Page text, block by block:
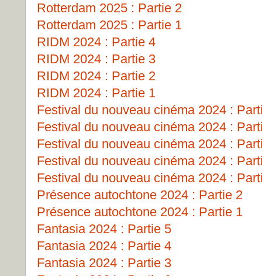
Rotterdam 2025 : Partie 2
Rotterdam 2025 : Partie 1
RIDM 2024 : Partie 4
RIDM 2024 : Partie 3
RIDM 2024 : Partie 2
RIDM 2024 : Partie 1
Festival du nouveau cinéma 2024 :
Festival du nouveau cinéma 2024 :
Festival du nouveau cinéma 2024 :
Festival du nouveau cinéma 2024 :
Festival du nouveau cinéma 2024 :
Présence autochtone 2024 : Partie 2
Présence autochtone 2024 : Partie 1
Fantasia 2024 : Partie 5
Fantasia 2024 : Partie 4
Fantasia 2024 : Partie 3